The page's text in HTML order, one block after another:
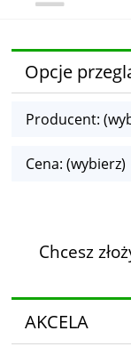
Opcje
Producent:
Cena: (wybierz)
Chcesz
AKCELA